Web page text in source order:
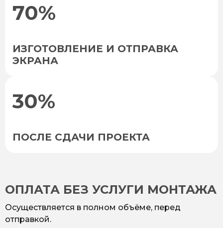
70%
ИЗГОТОВЛЕНИЕ И ОТПРАВКА
ЭКРАНА
30%
ПОСЛЕ СДАЧИ ПРОЕКТА
ОПЛАТА БЕЗ УСЛУГИ МОНТАЖА
Осуществляется в полном объёме, перед
отправкой.